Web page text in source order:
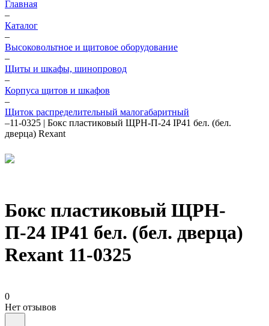
Главная
–
Каталог
–
Высоковольтное и щитовое оборудование
–
Щиты и шкафы, шинопровод
–
Корпуса щитов и шкафов
–
Щиток распределительный малогабаритный
–11-0325 | Бокс пластиковый ЩРН-П-24 IP41 бел. (бел.
дверца) Rexant
Бокс пластиковый ЩРН-
П-24 IP41 бел. (бел. дверца)
Rexant 11-0325
0
Нет отзывов